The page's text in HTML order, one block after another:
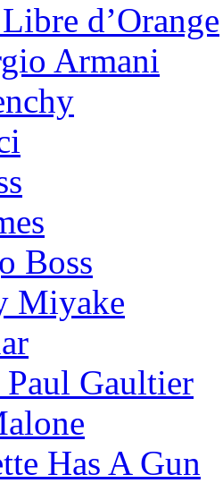
d’Orange
Armani
Boss
Miyake
Paul Gaultier
Has A Gun